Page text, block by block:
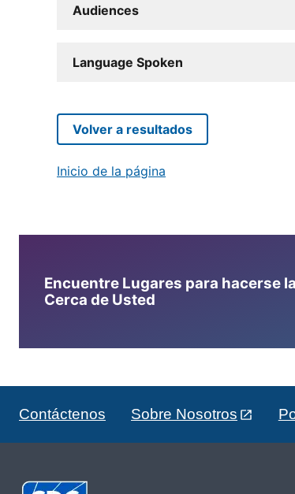
Audiences
Language Spoken
Volver a resultados
Inicio de la página
Encuentre Lugares para hacerse
Cerca de Usted
Contáctenos Sobre Nosotros